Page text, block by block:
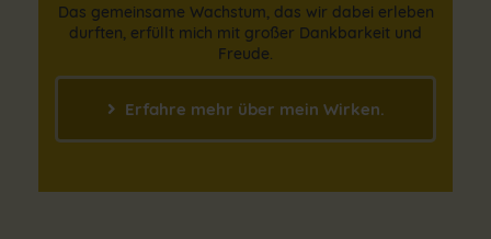
Das gemeinsame Wachstum, das wir dabei erleben
durften, erfüllt mich mit großer Dankbarkeit und
Freude.
Erfahre mehr über mein Wirken.